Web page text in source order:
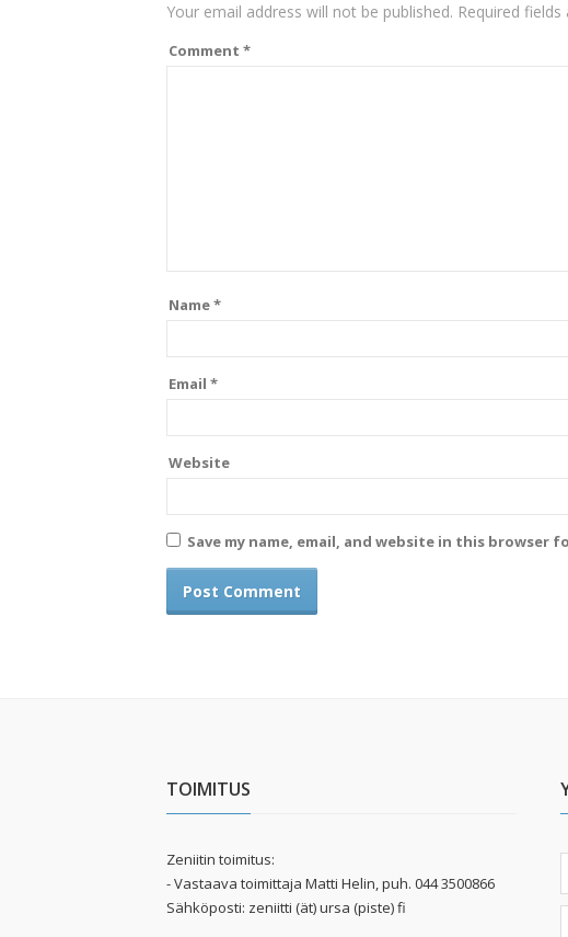
Your email address will not be published. Required
Comment *
Name*
Email *
Website
Save my name, email, and website in this browser
TOIMITUS
Zeniitin toimitus:
- Vastaava toimittaja Matti Helin, puh. 044 3500866
Sähköposti: zeniitti (ät) ursa (piste) fi